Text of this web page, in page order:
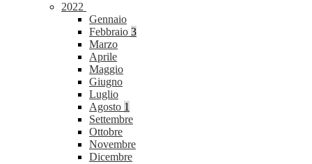
2022
Gennaio
Febbraio 3
Marzo
Aprile
Maggio
Giugno
Luglio
Agosto 1
Settembre
Ottobre
Novembre
Dicembre